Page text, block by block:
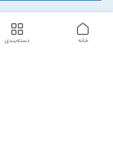
دسته‌بندی خانه